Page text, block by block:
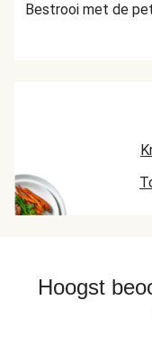
Bestrooi met de
Hoogst